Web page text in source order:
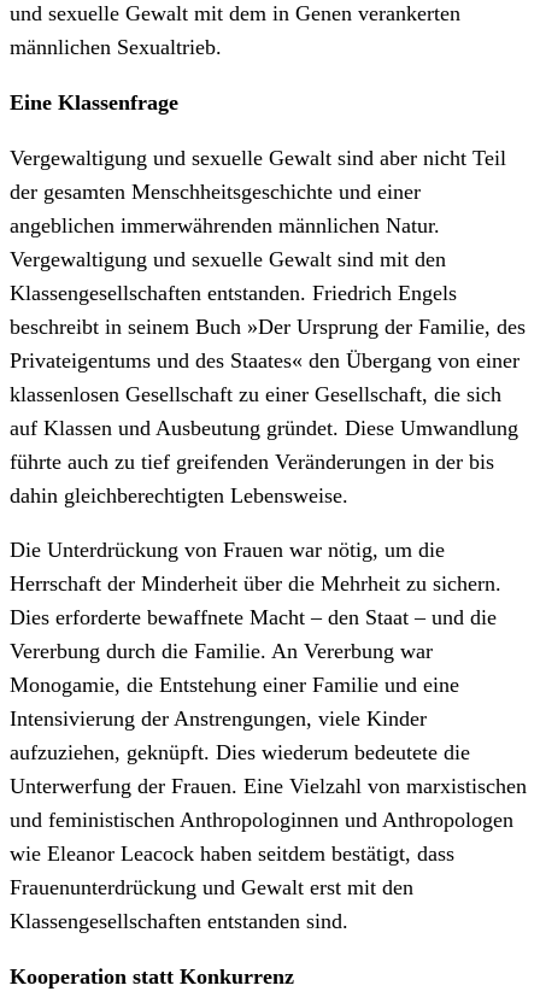
und sexuelle Gewalt mit dem in Genen verankerten
männlichen Sexualtrieb.
Eine Klassenfrage
Vergewaltigung und sexuelle Gewalt sind aber nicht Teil
der gesamten Menschheitsgeschichte und einer
angeblichen immerwährenden männlichen Natur.
Vergewaltigung und sexuelle Gewalt sind mit den
Klassengesellschaften entstanden. Friedrich Engels
beschreibt in seinem Buch »Der Ursprung der Familie, des
Privateigentums und des Staates« den Übergang von einer
klassenlosen Gesellschaft zu einer Gesellschaft, die sich
auf Klassen und Ausbeutung gründet. Diese Umwandlung
führte auch zu tief greifenden Veränderungen in der bis
dahin gleichberechtigten Lebensweise.
Die Unterdrückung von Frauen war nötig, um die
Herrschaft der Minderheit über die Mehrheit zu sichern.
Dies erforderte bewaffnete Macht – den Staat – und die
Vererbung durch die Familie. An Vererbung war
Monogamie, die Entstehung einer Familie und eine
Intensivierung der Anstrengungen, viele Kinder
aufzuziehen, geknüpft. Dies wiederum bedeutete die
Unterwerfung der Frauen. Eine Vielzahl von marxistischen
und feministischen Anthropologinnen und Anthropologen
wie Eleanor Leacock haben seitdem bestätigt, dass
Frauenunterdrückung und Gewalt erst mit den
Klassengesellschaften entstanden sind.
Kooperation statt Konkurrenz